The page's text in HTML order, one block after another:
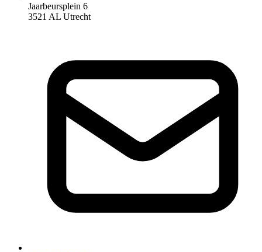
Jaarbeursplein 6
3521 AL Utrecht